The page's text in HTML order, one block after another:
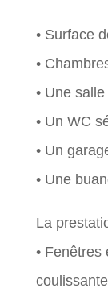
• Surface
•
• Une
• Un WC
• Un
• Une
La
•